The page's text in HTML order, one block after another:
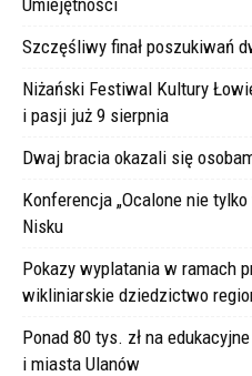
Szczęśliwy finał poszukiwań
Niżański Festiwal Kultury
i pasji już 9 sierpnia
Dwaj bracia okazali się
Konferencja „Ocalone nie
Nisku
Pokazy wyplatania w ramach
wikliniarskie dziedzictwo
Ponad 80 tys. zł na
i miasta Ulanów